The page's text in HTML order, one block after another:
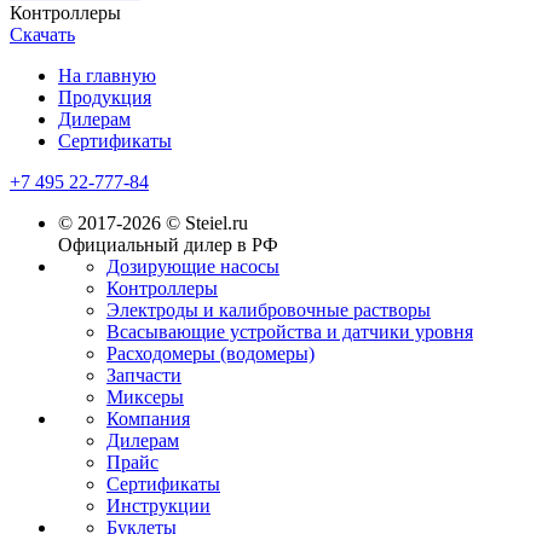
Контроллеры
Скачать
На главную
Продукция
Дилерам
Сертификаты
+7 495 22-777-84
© 2017-2026 © Steiel.ru
Официальный дилер в РФ
Дозирующие насосы
Контроллеры
Электроды и калибровочные растворы
Всасывающие устройства и датчики уровня
Расходомеры (водомеры)
Запчасти
Миксеры
Компания
Дилерам
Прайс
Сертификаты
Инструкции
Буклеты